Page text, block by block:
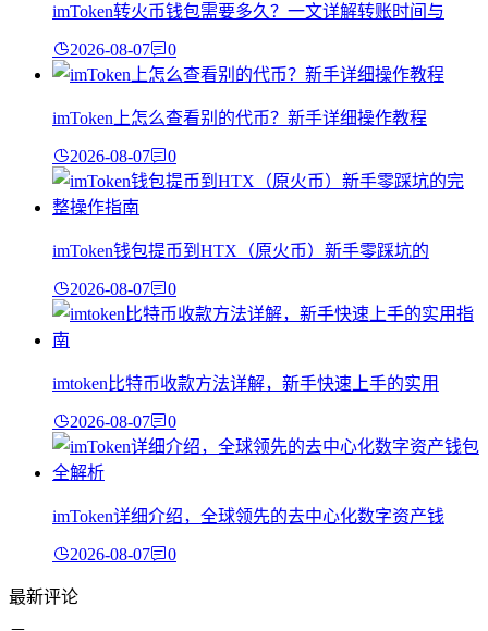
imToken转火币钱包需要多久？一文详解转账时间与
2026-08-07 0
imToken上怎么查看别的代币？新手详细操作教程
2026-08-07 0
imToken钱包提币到HTX（原火币）新手零踩坑的
2026-08-07 0
imtoken比特币收款方法详解，新手快速上手的实用
2026-08-07 0
imToken详细介绍，全球领先的去中心化数字资产钱
2026-08-07 0
最新评论